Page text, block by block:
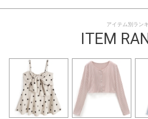
アイテム別ラン
ITEM